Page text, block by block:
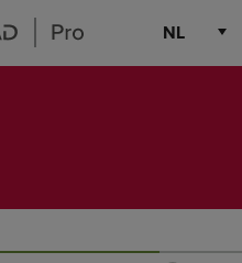
Choose
NL